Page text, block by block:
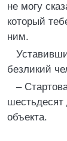
не могу
который
ним.
безликий
–
шестьдесят
объекта.